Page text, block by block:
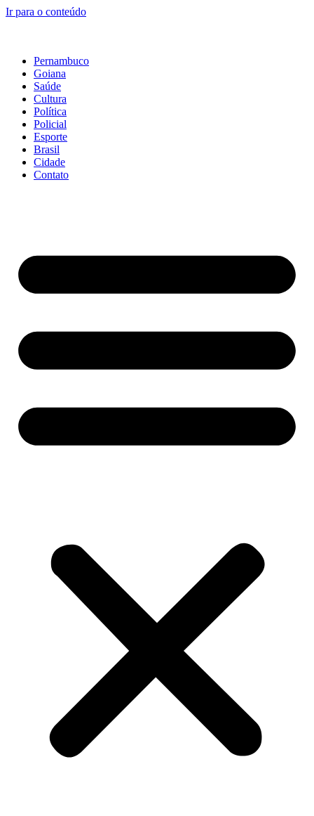
Ir para o conteúdo
Pernambuco
Goiana
Saúde
Cultura
Política
Policial
Esporte
Brasil
Cidade
Contato